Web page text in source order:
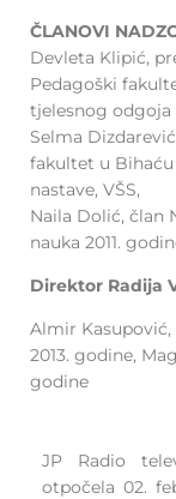
ČLANOVI
Devleta Klipić,
Pedagoški
tjelesnog odgoja
Selma
fakultet u Bihaću
nastave, VŠS,
Naila Dolić, član
nauka 2011.
Direktor Radija
Almir Kasupović,
2013. godine,
godine
JP Radio
otpočela 02.